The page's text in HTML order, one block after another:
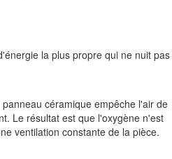
la plus propre qui ne nuit pas
céramique empêche l'air de
Le résultat est que l'oxygène n'est
ventilation constante de la pièce.